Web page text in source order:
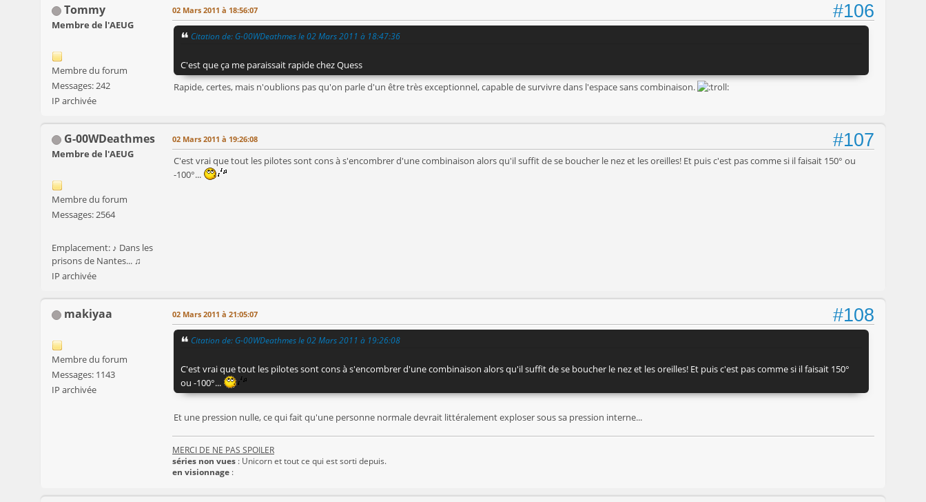
Tommy
Membre de l'AEUG
Membre du forum
Messages: 242
IP archivée
#106
02 Mars 2011 à 18:56:07
Citation de: G-00WDeathmes le 02 Mars 2011 à 18:47:36
C'est que ça me paraissait rapide chez Quess
Rapide, certes, mais n'oublions pas qu'on parle d'un être très exceptionnel, capable de survivre dans l'espace sans combinaison.
G-00WDeathmes
Membre de l'AEUG
Membre du forum
Messages: 2564
Emplacement: ♪ Dans les
prisons de Nantes... ♫
IP archivée
#107
02 Mars 2011 à 19:26:08
C'est vrai que tout les pilotes sont cons à s'encombrer d'une combinaison alors qu'il suffit de se boucher le nez et les oreilles! Et puis c'est pas comme si il faisait 150° ou
-100°...
makiyaa
Membre du forum
Messages: 1143
IP archivée
#108
02 Mars 2011 à 21:05:07
Citation de: G-00WDeathmes le 02 Mars 2011 à 19:26:08
C'est vrai que tout les pilotes sont cons à s'encombrer d'une combinaison alors qu'il suffit de se boucher le nez et les oreilles! Et puis c'est pas comme si il faisait 150°
ou -100°...
Et une pression nulle, ce qui fait qu'une personne normale devrait littéralement exploser sous sa pression interne...
MERCI DE NE PAS SPOILER
séries non vues : Unicorn et tout ce qui est sorti depuis.
en visionnage :